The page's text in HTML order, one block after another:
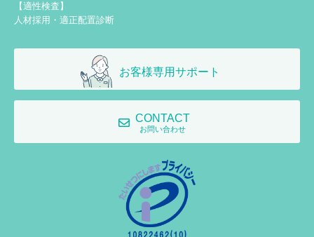
【適性検査】
人材採用・適正配置診断
お客様専用サポート
CONTACT
お問い合わせ